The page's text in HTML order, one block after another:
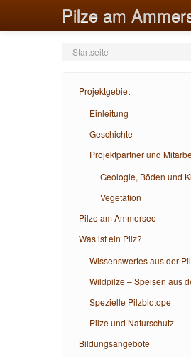
Pilze am
Startseite
Projektgebiet
Einleitung
Geschichte
Projektpartner und
Geologie, Böden und
Vegetation
Pilze am Ammersee
Was ist ein Pilz?
Wissenswertes aus der
Wildpilze – Speisen aus
Spezielle Pilzbiotope
Pilze und Naturschutz
Bildungsangebote